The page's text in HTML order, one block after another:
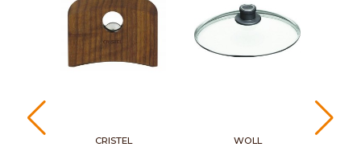
CRISTEL WOLL